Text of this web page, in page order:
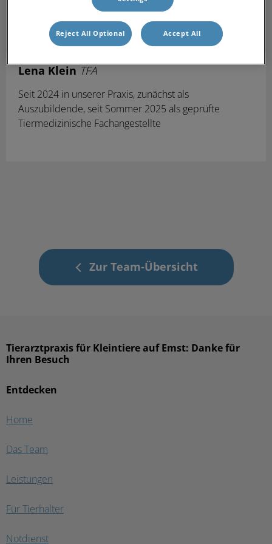
Lena Klein TFA
Seit 2024 in unserer Praxis, zunächst als
Auszubildende, seit Sommer 2025 als geprüfte
Tiermedizinische Fachangestellte
Zur Team-Übersicht
Entdecken
Home
Das Team
Leistungen
Für Tierhalter
Notdienst
Tierarztpraxis für Kleintiere auf Emst: Danke für
Ihren Besuch
Reject All Optional Accept All